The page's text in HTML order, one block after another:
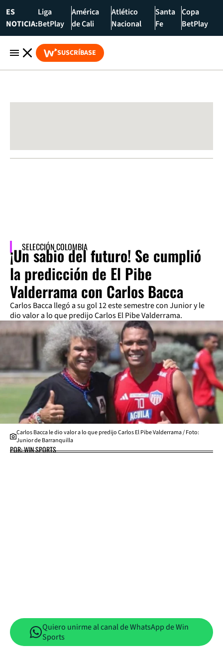
ES
NOTICIA:
Liga
BetPlay
América
de Cali
Atlético
Nacional
Santa
Fe
Copa
BetPlay
SUSCRÍBASE
SELECCIÓN COLOMBIA
¡Un sabio del futuro! Se cumplió
la predicción de El Pibe
Valderrama con Carlos Bacca
Carlos Bacca llegó a su gol 12 este semestre con Junior y le
dio valor a lo que predijo Carlos El Pibe Valderrama.
Carlos Bacca le dio valor a lo que predijo Carlos El Pibe Valderrama / Foto:
Junior de Barranquilla
POR: WIN SPORTS
Quiero unirme al canal de WhatsApp de Win
Sports